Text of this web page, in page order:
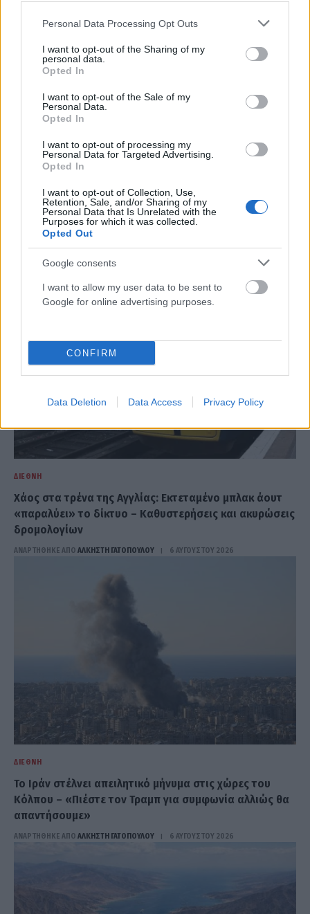
Please note that this website/app uses one or more Google
not limited to your visit or usage behaviour. You may click to
grant or deny consent to Google and its third-party tags to
use your data for below specified purposes in below Google
consent section.
Personal Data Processing Opt Outs
I want to opt-out of the Sharing of my
personal data.
Opted In
I want to opt-out of the Sale of my
Personal Data.
Opted In
I want to opt-out of processing my
Personal Data for Targeted Advertising.
Opted In
I want to opt-out of Collection, Use,
Retention, Sale, and/or Sharing of my
Personal Data that Is Unrelated with the
Purposes for which it was collected.
Opted Out
Google consents
I want to allow my user data to be sent to
Google for online advertising purposes.
CONFIRM
Data Deletion Data Access Privacy Policy
Σύγκρουση τραμ στη Γερμανία: Τουλάχιστον 25
ΑΝΑΡΤΗΘΗΚΕ ΑΠΟ ΆΛΚΗΣΤΗ ΓΑΤΟΠΟΎΛΟΥ
ΔΙΕΘΝΉ
Χάος στα τρένα της Αγγλίας: Εκτεταμένο μπλακ άουτ
«παραλύει» το δίκτυο – Καθυστερήσεις και ακυρώσεις
δρομολογίων
ΑΝΑΡΤΗΘΗΚΕ ΑΠΟ ΆΛΚΗΣΤΗ ΓΑΤΟΠΟΎΛΟΥ 6 ΑΥΓΟΎΣΤΟΥ 2026
ΔΙΕΘΝΉ
Το Ιράν στέλνει απειλητικό μήνυμα στις χώρες του
Κόλπου – «Πιέστε τον Τραμπ για συμφωνία αλλιώς θα
απαντήσουμε»
ΑΝΑΡΤΗΘΗΚΕ ΑΠΟ ΆΛΚΗΣΤΗ ΓΑΤΟΠΟΎΛΟΥ 6 ΑΥΓΟΎΣΤΟΥ 2026